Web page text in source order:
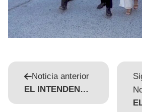
Noticia anterior
EL INTENDENTE SE REUNIÓ CON DIRECTIVOS DE ESTABLECIMIENTOS EDUCATIVOS